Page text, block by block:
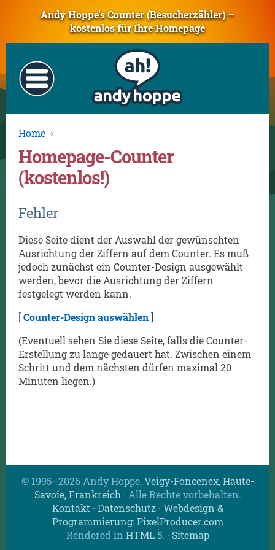
Andy Hoppe’s Counter (Besucherzähler) –
kostenlos für Ihre Homepage
Home ›
Homepage-Counter
(kostenlos!)
Fehler
Diese Seite dient der Auswahl der gewünschten
Ausrichtung der Ziffern auf dem Counter. Es muß
jedoch zunächst ein Counter-Design ausgewählt
werden, bevor die Ausrichtung der Ziffern
festgelegt werden kann.
[Counter-Design auswählen]
(Eventuell sehen Sie diese Seite, falls die Counter-
Erstellung zu lange gedauert hat. Zwischen einem
Schritt und dem nächsten dürfen maximal 20
Minuten liegen.)
© 1995–2026 Andy Hoppe,Veigy-Foncenex,Haute-
Savoie, Frankreich · Alle Rechte vorbehalten.
Kontakt · Datenschutz· Webdesign &
Programmierung: PixelProducer.com
Rendered in HTML 5. · Sitemap